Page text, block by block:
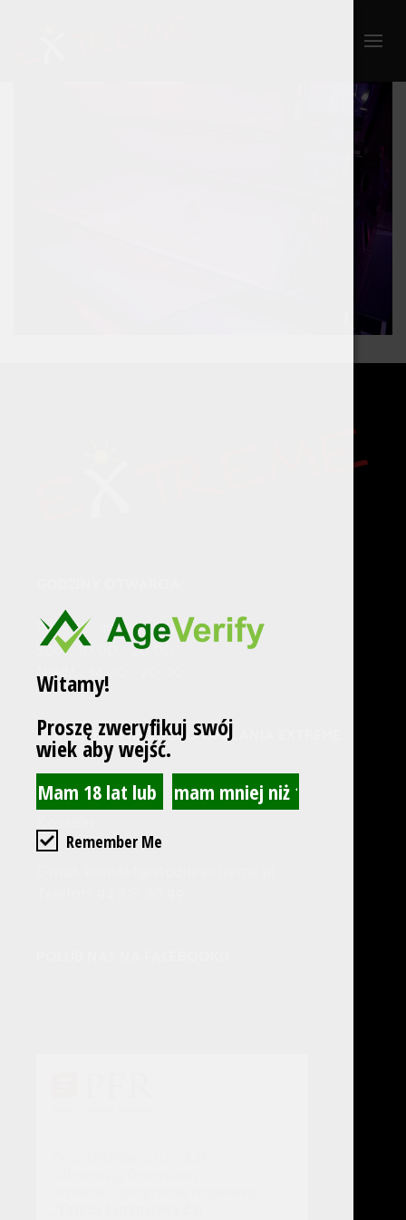
Pn. - Pt. : 10.00 - 21.00
Sob. : 10.00 - 20.00
Niedz. : 14.00 - 20.00
STUDIO BEZPIECZNEGO OPALANIA EXTREME
Adres:
Nowowiejskiego 3/3
Koszalin
Witamy!
Proszę zweryfikuj swój
wiek aby wejść.
Remember Me